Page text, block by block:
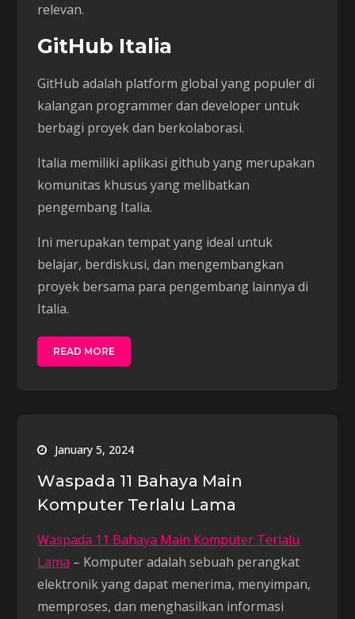
relevan.
GitHub Italia
GitHub adalah platform global yang populer di
kalangan programmer dan developer untuk
berbagi proyek dan berkolaborasi.
Italia memiliki aplikasi github yang merupakan
komunitas khusus yang melibatkan
pengembang Italia.
Ini merupakan tempat yang ideal untuk
belajar, berdiskusi, dan mengembangkan
proyek bersama para pengembang lainnya di
Italia.
READ MORE
January 5, 2024
Waspada 11 Bahaya Main
Komputer Terlalu Lama
Waspada 11 Bahaya Main Komputer Terlalu
Lama – Komputer adalah sebuah perangkat
elektronik yang dapat menerima, menyimpan,
memproses, dan menghasilkan informasi